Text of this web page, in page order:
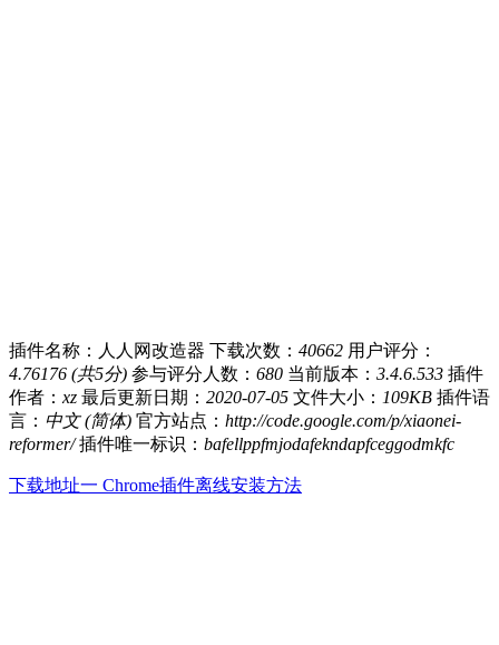
插件名称：人人网改造器 下载次数： 40662 用户评分：
4.76176 (共5分) 参与评分人数： 680 当前版本： 3.4.6.533 插件
作者： xz 最后更新日期： 2020-07-05 文件大小： 109KB 插件语
言： 中文 (简体) 官方站点： http://code.google.com/p/xiaonei-
reformer/ 插件唯一标识： bafellppfmjodafekndapfceggodmkfc
下载地址一 Chrome插件离线安装方法